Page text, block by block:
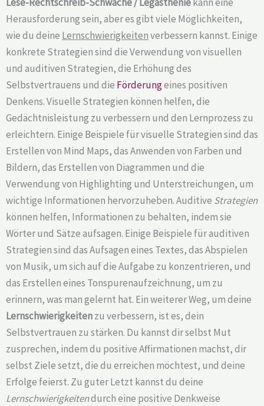
Herausforderung sein, aber es gibt viele Möglichkeiten,
wie du deine Lernschwierigkeitenverbessern kannst. Einige
konkrete Strategien sind die Verwendung von visuellen
und auditiven Strategien, die Erhöhung des
Selbstvertrauens und die Förderungeines positiven
Denkens. Visuelle Strategien können helfen, die
Gedächtnisleistung zu verbessern und den Lernprozess zu
erleichtern. Einige Beispiele für visuelle Strategien sind das
Erstellen von Mind Maps, das Anwenden von Farben und
Bildern, das Erstellen von Diagrammen und die
Verwendung von Highlighting und Unterstreichungen, um
wichtige Informationen hervorzuheben. Auditive Strategien
können helfen, Informationen zu behalten, indem sie
Wörter und Sätze aufsagen. Einige Beispiele für auditiven
Strategien sind das Aufsagen eines Textes, das Abspielen
von Musik, um sich auf die Aufgabe zu konzentrieren, und
das Erstellen eines Tonspurenaufzeichnung, um zu
erinnern, was man gelernt hat. Ein weiterer Weg, um deine
Lernschwierigkeitenzu verbessern, ist es, dein
Selbstvertrauen zu stärken. Du kannst dir selbst Mut
zusprechen, indem du positive Affirmationen machst, dir
selbst Ziele setzt, die du erreichen möchtest, und deine
Erfolge feierst. Zu guter Letzt kannst du deine
Lernschwierigkeitendurch eine positive Denkweise